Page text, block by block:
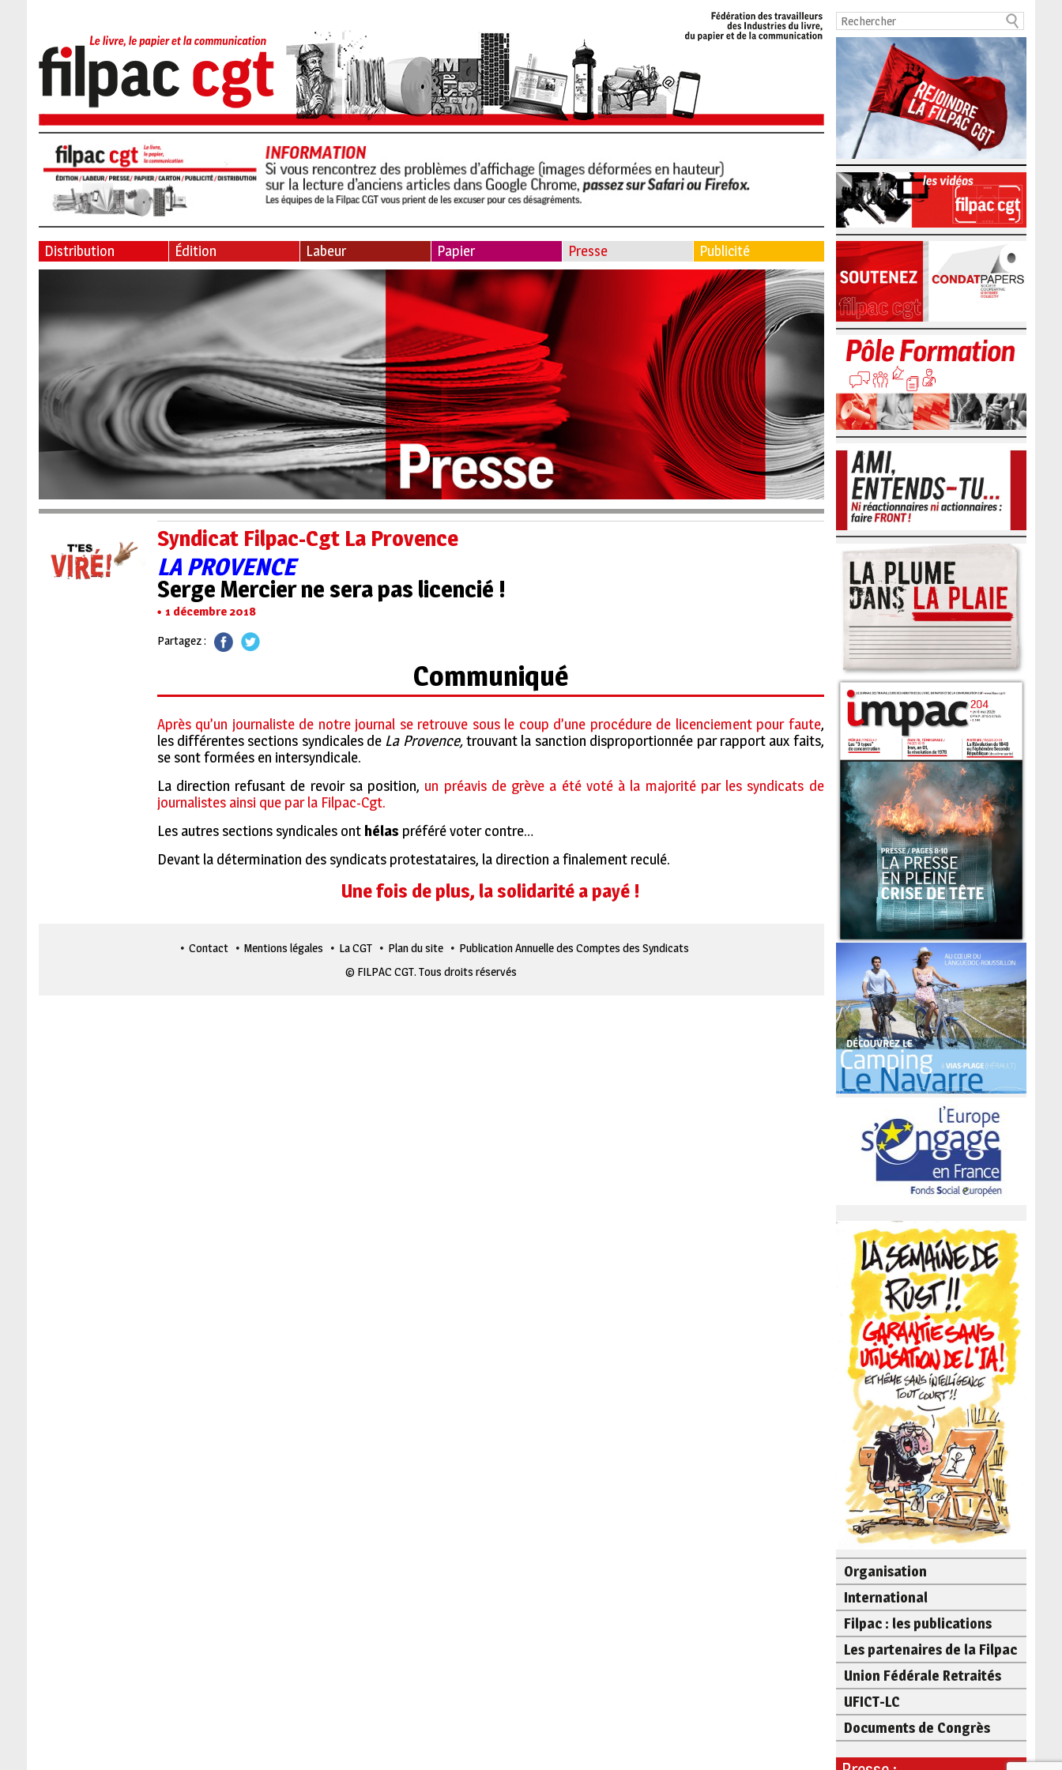
Distribution Édition Labeur Papier Presse Publicité
Syndicat Filpac-Cgt La Provence
LA PROVENCE
Serge Mercier ne sera pas licencié !
1 décembre 2018
Partagez :
Communiqué
Après qu’un journaliste de notre journal se retrouve sous le coup d’une procédure de licenciement pour faute,
les différentes sections syndicales de La Provence,trouvant la sanction disproportionnée par rapport aux faits,
se sont formées en intersyndicale.
La direction refusant de revoir sa position, un préavis de grève a été voté à la majorité par les syndicats de
journalistes ainsi que par la Filpac-Cgt.
Les autres sections syndicales ont hélas préféré voter contre…
Devant la détermination des syndicats protestataires, la direction a finalement reculé.
Une fois de plus, la solidarité a payé !
Contact Mentions légales La CGT Plan du site
Publication Annuelle des Comptes des Syndicats
© FILPAC CGT. Tous droits réservés
Organisation
International
Filpac : les publications
Les partenaires de la Filpac
Union Fédérale Retraités
UFICT-LC
Documents de Congrès